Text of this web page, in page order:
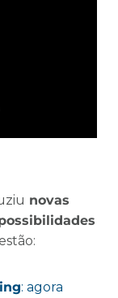
novas
: agora